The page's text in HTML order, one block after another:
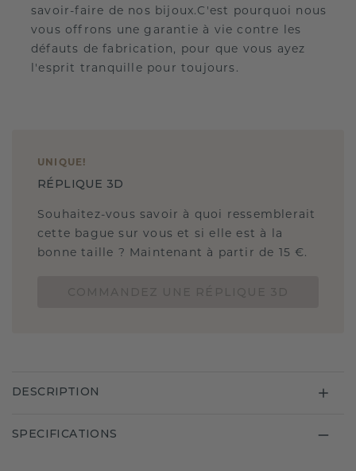
savoir-faire de nos bijoux.C'est pourquoi nous
vous offrons une garantie à vie contre les
défauts de fabrication, pour que vous ayez
l'esprit tranquille pour toujours.
UNIQUE !
RÉPLIQUE 3D
Souhaitez-vous savoir à quoi ressemblerait
cette bague sur vous et si elle est à la
bonne taille ? Maintenant à partir de 15 €.
DESCRIPTION
SPECIFICATIONS